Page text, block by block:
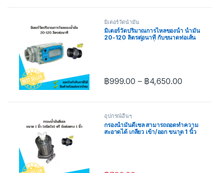
มิเตอร์วัดน้ำมัน
มิเตอร์วัดปริมาณการไหลของน้ำ น้ำมัน
20-120 ลิตรต่อนาที กับขนาดท่อเส้น
฿999.00 – ฿4,650.00
อุปกรณ์อื่นๆ
กรองน้ำมันดีเซล สามารถถอดทำความ
สะอาดได้ เกลียว เข้า/ออก ขนาด 1 นิ้ว